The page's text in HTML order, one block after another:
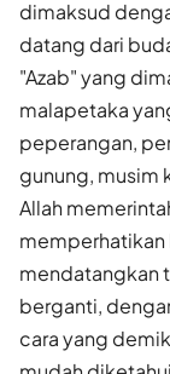
dimaksud
datang dari
"Azab" yang
malapetaka
peperangan,
gunung, musim
Allah
memperhatikan
mendatangkan
berganti,
cara yang